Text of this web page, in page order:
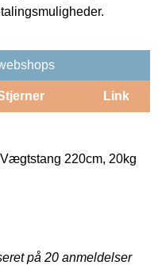
Link
220cm, 20kg
på 20 anmeldelser